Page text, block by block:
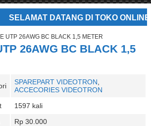
DATANG DI TOKO ONLINE KAMI.
UTP 26AWG BC BLACK 1,5 METER
26AWG BC BLACK 1,5
SPAREPART VIDEOTRON
ACCECORIES VIDEOTRON
1597 kali
Rp 30.000